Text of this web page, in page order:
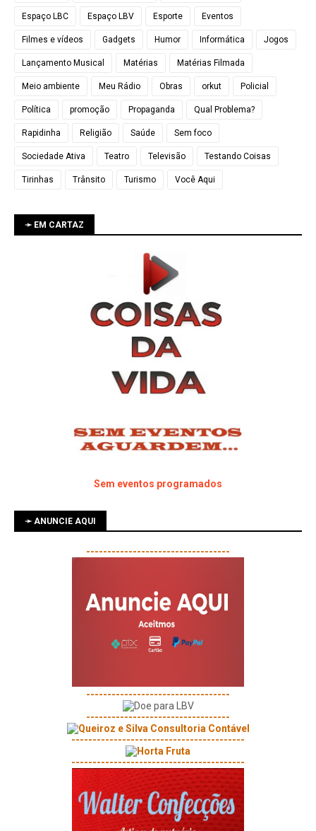
Espaço LBC Espaço LBV Esporte Eventos
Filmes e vídeos Gadgets Humor Informática Jogos
Lançamento Musical Matérias Matérias Filmada
Meio ambiente Meu Rádio Obras orkut Policial
Política promoção Propaganda Qual Problema?
Rapidinha Religião Saúde Sem foco
Sociedade Ativa Teatro Televisão Testando Coisas
Tirinhas Trânsito Turismo Você Aqui
➛ EM CARTAZ
Sem eventos programados
➛ ANUNCIE AQUI
----------------------------------
----------------------------------
----------------------------------
-----------------------------------------
-----------------------------------------